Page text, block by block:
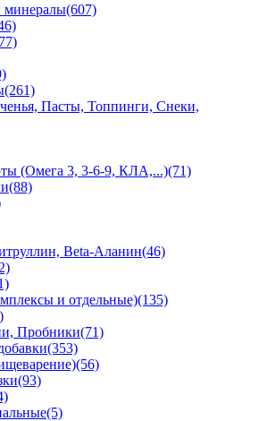
минералы(607)
(261)
Пасты, Топпинги, Снеки,
(Омега 3, 3-6-9, КЛА,...)(71)
(88)
Beta-Аланин(46)
и отдельные)(135)
Пробники(71)
(353)
(56)
(93)
(5)